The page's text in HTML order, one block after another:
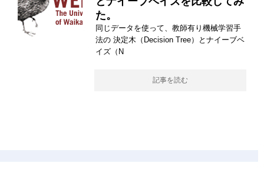
た。
同じデータを使って、教師有り機械学習手
法の 決定木（Decision Tree）とナイーブベ
イズ（N
記事を読む